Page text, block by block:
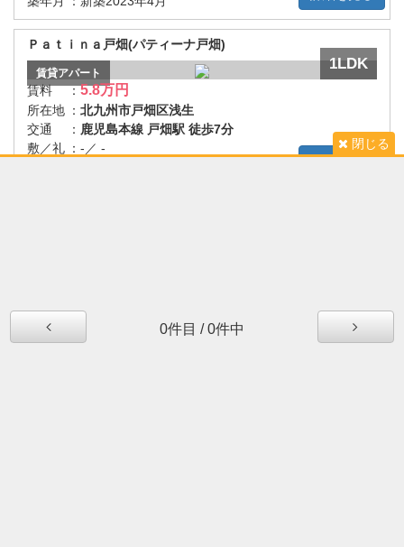
閉じる
0件目 / 0件中
詳細を見る
Ｐａｔｉｎａ戸畑(パティーナ戸畑)
1LDK
賃貸アパート
賃料 ：5.8万円
所在地 ： 北九州市戸畑区浅生
交通
： 鹿児島本線 戸畑駅 徒歩7分
敷／礼 ： -／ -
詳細を見る
敷／礼：-／ -
築年月